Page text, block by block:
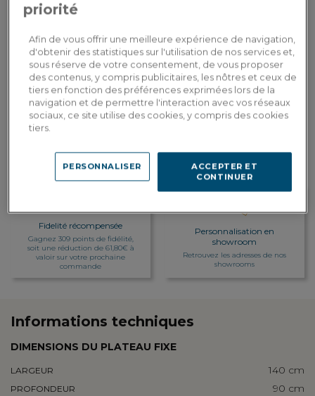
3 090,00€
Dont 5,30€ d'écopart
AJOUTER AU PANIER
Livraison sur-mesure
Estimer mes frais de livraison par pays
Fidelité récompensée
Gagnez 309 points de fidélité,
soit une réduction de 61,80€ à
valoir sur votre prochaine
commande
Personnalisation en
showroom
Retrouvez les adresses de nos
showrooms
Informations techniques
DIMENSIONS DU PLATEAU FIXE
LARGEUR 140 cm
PROFONDEUR 90 cm
priorité
Afin de vous offrir une meilleure expérience de navigation,
d'obtenir des statistiques sur l'utilisation de nos services et,
sous réserve de votre consentement, de vous proposer
des contenus, y compris publicitaires, les nôtres et ceux de
tiers en fonction des préférences exprimées lors de la
navigation et de permettre l'interaction avec vos réseaux
sociaux, ce site utilise des cookies, y compris des cookies
tiers.
ACCEPTER ET
CONTINUER
PERSONNALISER